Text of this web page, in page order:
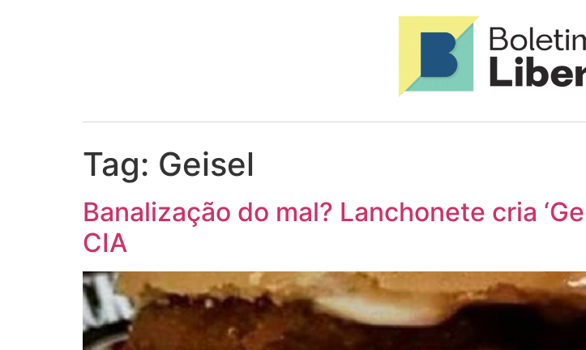
Tag: Geisel
Banalização do mal? Lanchonete cria
CIA